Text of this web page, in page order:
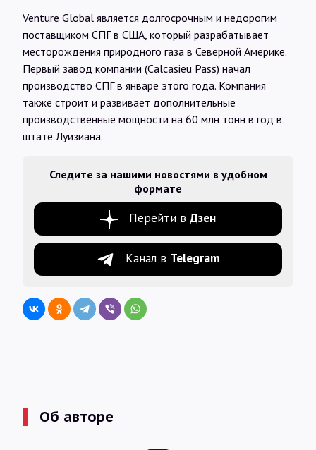
Venture Global является долгосрочным и недорогим
поставщиком СПГ в США, который разрабатывает
месторождения природного газа в Северной Америке.
Первый завод компании (Calcasieu Pass) начал
производство СПГ в январе этого года. Компания
также строит и развивает дополнительные
производственные мощности на 60 млн тонн в год в
штате Луизиана.
Следите за нашими новостями в удобном
формате
Перейти в Дзен
Канал в Telegram
Об авторе